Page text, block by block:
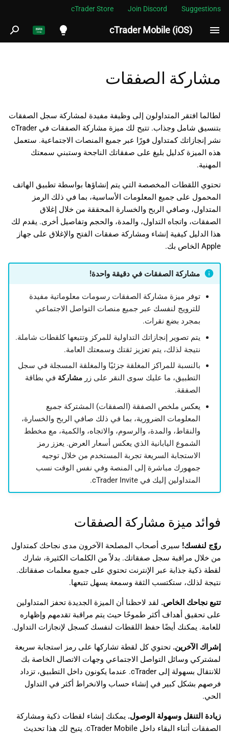
cTrader Store Join Discord Suggestions
cTrader Mobile (iOS)
العربية
Indonesia
Tiếng Việt
한국어
中文
日本語
Italiano
Polski
ب
ح
ث
فوائد ميزة مشاركة الصفقات
كيفية مشاركة لقطة مع
الصفقات
مشاركة الصفقات
لطالما افتقر المتداولون إلى وظيفة مفيدة لمشاركة سجل الصفقات
بتنسيق شامل وجذاب. تتيح لك ميزة مشاركة الصفقات في cTrader
نشر إنجازاتك كمتداول فورًا عبر جميع المنصات الاجتماعية. ستعمل
هذه الميزة كدليل بليغ على صفقاتك الناجحة وستبني سمعتك
المهنية.
تحتوي اللقطات المخصصة التي يتم إنشاؤها بواسطة تطبيق الهاتف
المحمول على جميع المعلومات الأساسية، بما في ذلك الرمز
المتداول، وصافي الربح والخسارة المحققة من خلال إغلاق
الصفقات، واتجاه التداول، والمدة، والحجم وتفاصيل أخرى. يقدم لك
هذا الدليل كيفية إنشاء ومشاركة صفقات الفتح والإغلاق على جهاز
Apple الخاص بك.
مشاركة الصفقات في دقيقة واحدة!
توفر ميزة مشاركة الصفقات رسومات معلوماتية مفيدة
للترويج لنفسك عبر جميع منصات التواصل الاجتماعي
بمجرد بضع نقرات.
يتم تصوير إنجازاتك التداولية للمركز وتتبعها كلقطات شاملة.
نتيجة لذلك، يتم تعزيز ثقتك وسمعتك العامة.
بالنسبة للمراكز المغلقة جزئيًا والمغلقة المسجلة في سجل
التطبيق، ما عليك سوى النقر على زرمشاركة في بطاقة
الصفقة.
يعكس ملخص الصفقة (الصفقات) المشتركة جميع
المعلومات الضرورية، بما في ذلك صافي الربح والخسارة،
والنقاط، والمدة، والرسوم، والاتجاه، والكمية، مع مخطط
الشموع اليابانية الذي يعكس أسعار العرض. يعزز رمز
الاستجابة السريعة تجربة المستخدم من خلال توجيه
جمهورك مباشرة إلى المنصة وفي نفس الوقت نسب
المتداولين إليك في cTrader Invite.
فوائد ميزة مشاركة الصفقات
روّج لنفسك! سيرى أصحاب المصلحة الآخرون مدى نجاحك كمتداول
من خلال مراقبة سجل صفقاتك. بدلاً من الكلمات الكثيرة، شارك
لقطة ذكية جذابة عبر الإنترنت تحتوي على جميع معلمات صفقاتك.
نتيجة لذلك، ستكتسب الثقة وسمعة يسهل تتبعها.
تتبع نجاحك الخاص. لقد لاحظنا أن الميزة الجديدة تحفز المتداولين
على تحقيق أهداف أكثر طموحًا حيث يتم مراقبة تقدمهم وإظهاره
للعامة. يمكنك أيضًا حفظ اللقطات لنفسك كسجل لإنجازات التداول.
إشراك الآخرين. تحتوي كل لقطة تشاركها على رمز استجابة سريعة
لمشتركي وسائل التواصل الاجتماعي وجهات الاتصال الخاصة بك
للانتقال بسهولة إلى cTrader. عندما يكونون داخل التطبيق، تزداد
فرصهم بشكل كبير في إنشاء حساب والانخراط أكثر في التداول
الحي.
زيادة التنقل وسهولة الوصول. يمكنك إنشاء لقطات ذكية ومشاركة
الصفقات أثناء البقاء داخل cTrader Mobile. يتيح لك هذا تحديث